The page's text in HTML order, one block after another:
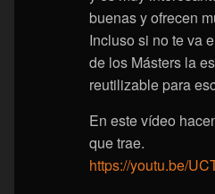
buenas y ofrecen
Incluso si no te va
de los Másters la
reutilizable para
En este vídeo
que trae.
https://youtu.be/